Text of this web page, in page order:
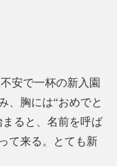
安で一杯の新入園
、胸には“おめでと
ると、名前を呼ば
て来る。とても新